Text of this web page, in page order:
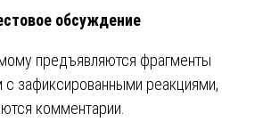
обсуждение
предъявляются фрагменты
с зафиксированными реакциями,
комментарии.